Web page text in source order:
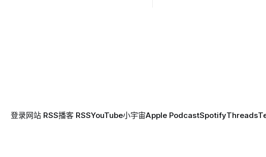
登录网站 RSS播客 RSSYouTube小宇宙Apple PodcastSpotifyThreads